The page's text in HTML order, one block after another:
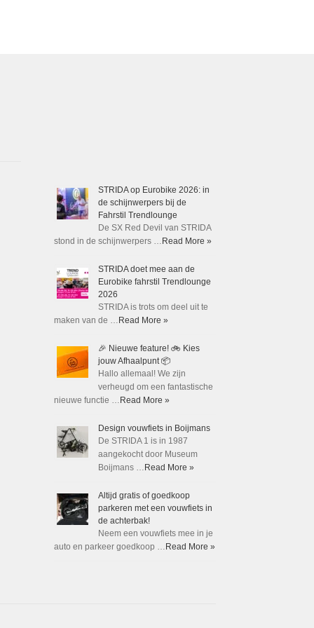
STRIDA op Eurobike 2026: in
de schijnwerpers bij de
Fahrstil Trendlounge
De SX Red Devil van STRIDA
stond in de schijnwerpers … Read More »
STRIDA doet mee aan de
Eurobike fahrstil Trendlounge
2026
STRIDA is trots om deel uit te
maken van de … Read More »
🎉 Nieuwe feature! 🚲 Kies
jouw Afhaalpunt 📦
Hallo allemaal! We zijn
verheugd om een fantastische
nieuwe functie … Read More »
Design vouwfiets in Boijmans
De STRIDA 1 is in 1987
aangekocht door Museum
Boijmans … Read More »
Altijd gratis of goedkoop
parkeren met een vouwfiets in
de achterbak!
Neem een vouwfiets mee in je
auto en parkeer goedkoop … Read More »